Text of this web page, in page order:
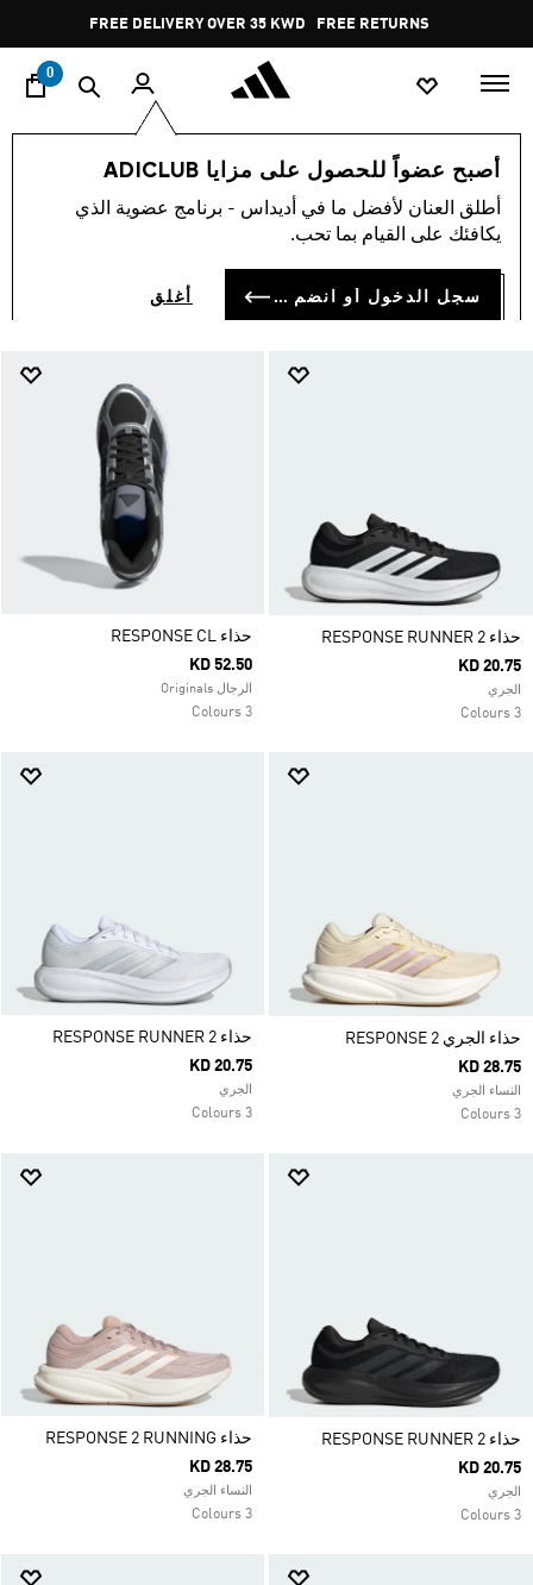
Pause
promotion
rotation
FREE RETURNS
0
أصبح عضواً للحصول على مزايا ADICLUB
أطلق العنان لأفضل ما في أديداس - برنامج عضوية الذي
يكافئك على القيام بما تحب.
سجل الدخول أو انضم الآن أغلق
اسلوب حياة تشكيلات ريسبونس
ريسبونس (38)
حذاء RESPONSE RUNNER 2
KD 20.75
الجري
3 Colours
حذاء RESPONSE CL
KD 52.50
الرجال Originals
3 Colours
حذاء الجري RESPONSE 2
KD 28.75
النساء الجري
3 Colours
حذاء RESPONSE RUNNER 2
KD 20.75
الجري
3 Colours
حذاء RESPONSE RUNNER 2
KD 20.75
الجري
3 Colours
حذاء RESPONSE 2 RUNNING
KD 28.75
النساء الجري
3 Colours